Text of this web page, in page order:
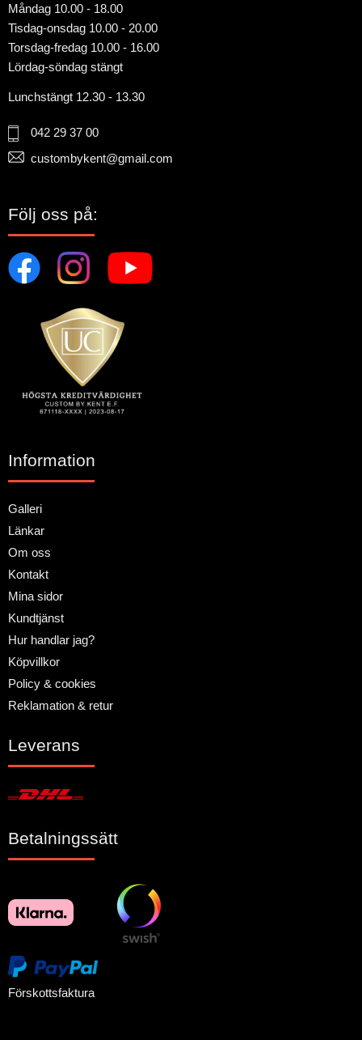
Måndag 10.00 - 18.00
Tisdag-onsdag 10.00 - 20.00
Torsdag-fredag 10.00 - 16.00
Lördag-söndag stängt
Lunchstängt 12.30 - 13.30
042 29 37 00
custombykent@gmail.com
Följ oss på:
Information
Galleri
Länkar
Om oss
Kontakt
Mina sidor
Kundtjänst
Hur handlar jag?
Köpvillkor
Policy & cookies
Reklamation & retur
Leverans
Betalningssätt
Förskottsfaktura